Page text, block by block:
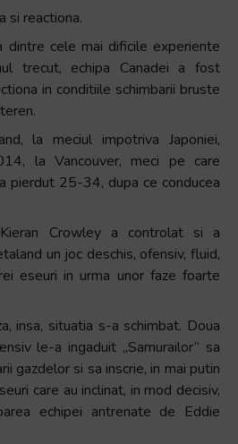
si reactiona.
dintre cele mai dificile experiente
trecut, echipa Canadei a fost
in conditiile schimbarii bruste
la meciul impotriva Japoniei,
la Vancouver, meci pe care
pierdut 25-34, dupa ce conducea
Crowley a controlat si a
un joc deschis, ofensiv, fluid,
eseuri in urma unor faze foarte
insa, situatia s-a schimbat. Doua
le-a ingaduit „Samurailor” sa
gazdelor si sa inscrie, in mai putin
care au inclinat, in mod decisiv,
echipei antrenate de Eddie